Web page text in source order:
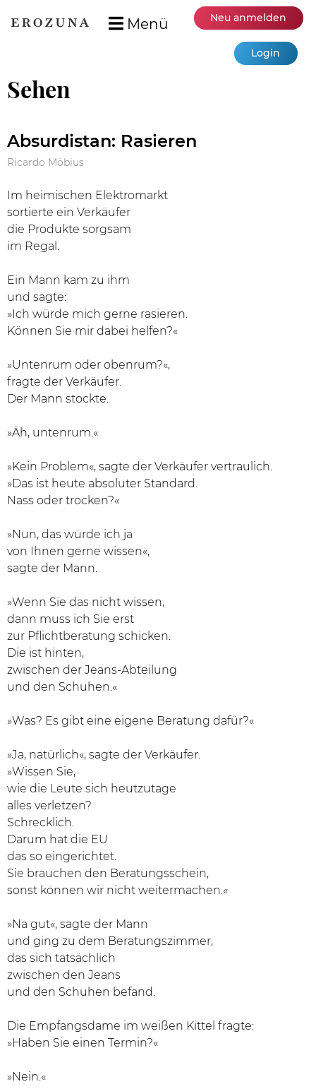
Menü Neu anmelden
Login
Sehen
Absurdistan: Rasieren
Ricardo Möbius
Im heimischen Elektromarkt
sortierte ein Verkäufer
die Produkte sorgsam
im Regal.
Ein Mann kam zu ihm
und sagte:
»Ich würde mich gerne rasieren.
Können Sie mir dabei helfen?«
»Untenrum oder obenrum?«,
fragte der Verkäufer.
Der Mann stockte.
»Äh, untenrum.«
»Kein Problem«, sagte der Verkäufer vertraulich.
»Das ist heute absoluter Standard.
Nass oder trocken?«
»Nun, das würde ich ja
von Ihnen gerne wissen«,
sagte der Mann.
»Wenn Sie das nicht wissen,
dann muss ich Sie erst
zur Pflichtberatung schicken.
Die ist hinten,
zwischen der Jeans-Abteilung
und den Schuhen.«
»Was? Es gibt eine eigene Beratung dafür?«
»Ja, natürlich«, sagte der Verkäufer.
»Wissen Sie,
wie die Leute sich heutzutage
alles verletzen?
Schrecklich.
Darum hat die EU
das so eingerichtet.
Sie brauchen den Beratungsschein,
sonst können wir nicht weitermachen.«
»Na gut«, sagte der Mann
und ging zu dem Beratungszimmer,
das sich tatsächlich
zwischen den Jeans
und den Schuhen befand.
Die Empfangsdame im weißen Kittel fragte:
»Haben Sie einen Termin?«
»Nein.«